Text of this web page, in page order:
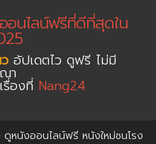
อนไลน์ฟรีที่ดีที่สุดใน
อัปเดตไว ดูฟรี ไม่มี
า
รื่องที่ Nang24
ดูหนังออนไลน์ฟรี หนังใหม่ชนโรง